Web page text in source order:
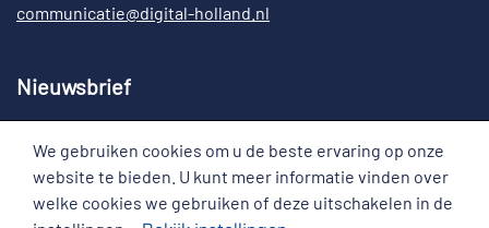
Cookies
We gebruiken cookies om u de beste ervaring op onze
website te bieden. U kunt meer informatie vinden over
welke cookies we gebruiken of deze uitschakelen in de
communicatie@digital-holland.nl
Nieuwsbrief
Meld u aan voor de nieuwsbrief Digital Holland